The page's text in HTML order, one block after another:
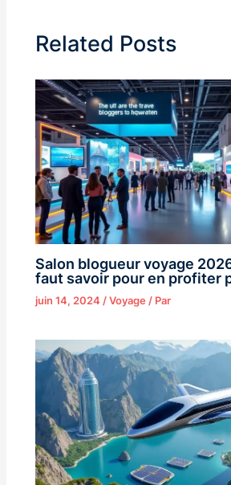
Related Posts
Salon blogueur voyage
faut savoir pour en profiter
juin 14, 2024 /Voyage / Par